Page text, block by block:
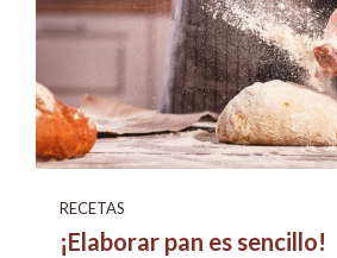
RECETAS
¡Elaborar pan es sencillo!